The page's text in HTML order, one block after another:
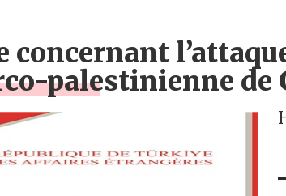
concernant
palestinienne de